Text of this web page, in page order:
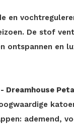
en
De stof
ontspannen en
Dreamhouse
ademend,